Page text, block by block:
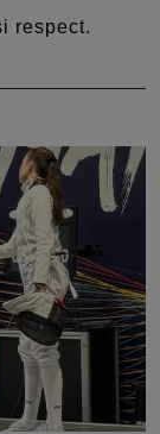
respect.